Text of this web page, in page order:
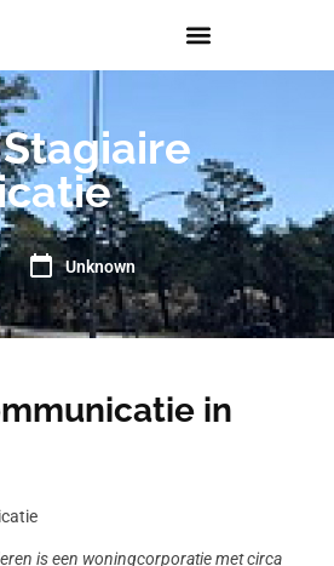
Unknown
in
is een woningcorporatie met circa